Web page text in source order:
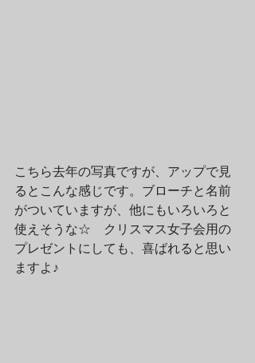
こちら去年の写真ですが、アップで見
るとこんな感じです。ブローチと名前
がついていますが、他にもいろいろと
使えそうな☆　クリスマス女子会用の
プレゼントにしても、喜ばれると思い
ますよ♪